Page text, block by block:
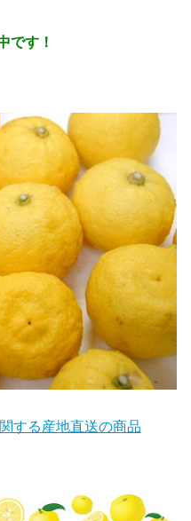
です！
する産地直送の商品